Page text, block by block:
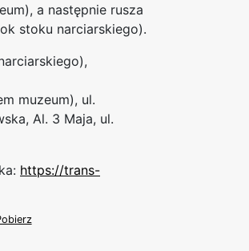
a następnie rusza
stoku narciarskiego).
muzeum), ul.
Al. 3 Maja, ul.
https://trans-